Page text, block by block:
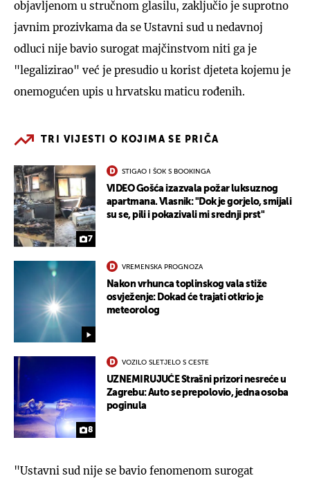
objavljenom u stručnom glasilu, zaključio je suprotno
javnim prozivkama da se Ustavni sud u nedavnoj
odluci nije bavio surogat majčinstvom niti ga je
"legalizirao" već je presudio u korist djeteta kojemu je
onemogućen upis u hrvatsku maticu rođenih.
TRI VIJESTI O KOJIMA SE PRIČA
7
STIGAO I ŠOK S BOOKINGA
VIDEO Gošća izazvala požar luksuznog
apartmana. Vlasnik: "Dok je gorjelo, smijali
su se, pili i pokazivali mi srednji prst"
VREMENSKA PROGNOZA
Nakon vrhunca toplinskog vala stiže
osvježenje: Dokad će trajati otkrio je
meteorolog
8
VOZILO SLETJELO S CESTE
UZNEMIRUJUĆE Strašni prizori nesreće u
Zagrebu: Auto se prepolovio, jedna osoba
poginula
"Ustavni sud nije se bavio fenomenom surogat